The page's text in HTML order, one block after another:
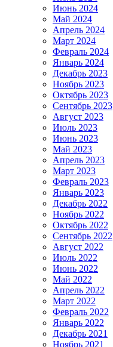
Июнь 2024
Май 2024
Апрель 2024
Март 2024
Февраль 2024
Январь 2024
Декабрь 2023
Ноябрь 2023
Октябрь 2023
Сентябрь 2023
Август 2023
Июль 2023
Июнь 2023
Май 2023
Апрель 2023
Март 2023
Февраль 2023
Январь 2023
Декабрь 2022
Ноябрь 2022
Октябрь 2022
Сентябрь 2022
Август 2022
Июль 2022
Июнь 2022
Май 2022
Апрель 2022
Март 2022
Февраль 2022
Январь 2022
Декабрь 2021
Ноябрь 2021